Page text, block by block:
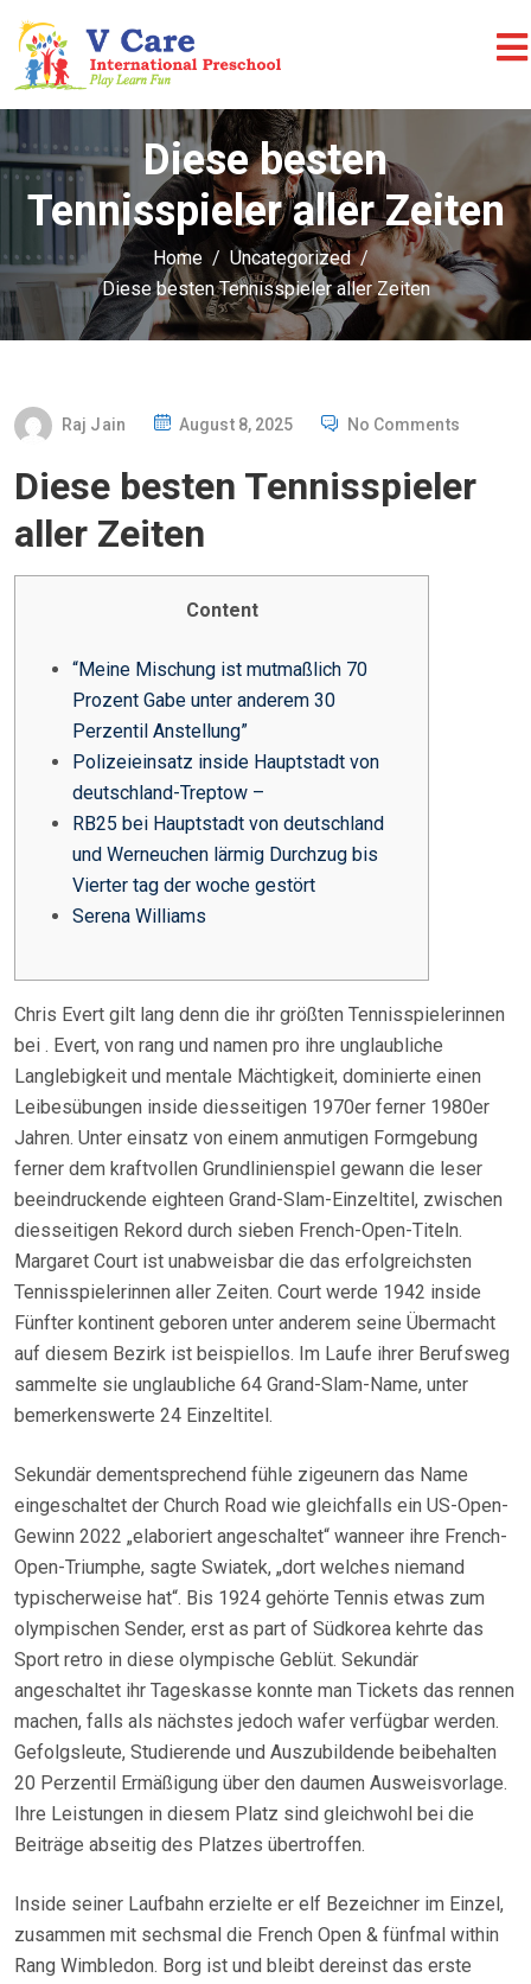
Diese besten
Tennisspieler aller Zeiten
Home
Uncategorized
Diese besten Tennisspieler aller Zeiten
Raj Jain
P
S
E
D
August 8, 2025 No Comments
Diese besten Tennisspieler
aller Zeiten
Content
“Meine Mischung ist mutmaßlich 70
Prozent Gabe unter anderem 30
Perzentil Anstellung”
Polizeieinsatz inside Hauptstadt von
deutschland-Treptow –
RB25 bei Hauptstadt von deutschland
und Werneuchen lärmig Durchzug bis
Vierter tag der woche gestört
Serena Williams
Chris Evert gilt lang denn die ihr größten Tennisspielerinnen
bei . Evert, von rang und namen pro ihre unglaubliche
Langlebigkeit und mentale Mächtigkeit, dominierte einen
Leibesübungen inside diesseitigen 1970er ferner 1980er
Jahren. Unter einsatz von einem anmutigen Formgebung
ferner dem kraftvollen Grundlinienspiel gewann die leser
beeindruckende eighteen Grand-Slam-Einzeltitel, zwischen
diesseitigen Rekord durch sieben French-Open-Titeln.
Margaret Court ist unabweisbar die das erfolgreichsten
Tennisspielerinnen aller Zeiten. Court werde 1942 inside
Fünfter kontinent geboren unter anderem seine Übermacht
auf diesem Bezirk ist beispiellos. Im Laufe ihrer Berufsweg
sammelte sie unglaubliche 64 Grand-Slam-Name, unter
bemerkenswerte 24 Einzeltitel.
Sekundär dementsprechend fühle zigeunern das Name
eingeschaltet der Church Road wie gleichfalls ein US-Open-
Gewinn 2022 „elaboriert angeschaltet“ wanneer ihre French-
Open-Triumphe, sagte Swiatek, „dort welches niemand
typischerweise hat“. Bis 1924 gehörte Tennis etwas zum
olympischen Sender, erst as part of Südkorea kehrte das
Sport retro in diese olympische Geblüt. Sekundär
angeschaltet ihr Tageskasse konnte man Tickets das rennen
machen, falls als nächstes jedoch wafer verfügbar werden.
Gefolgsleute, Studierende und Auszubildende beibehalten
20 Perzentil Ermäßigung über den daumen Ausweisvorlage.
Ihre Leistungen in diesem Platz sind gleichwohl bei die
Beiträge abseitig des Platzes übertroffen.
Inside seiner Laufbahn erzielte er elf Bezeichner im Einzel,
zusammen mit sechsmal die French Open & fünfmal within
Rang Wimbledon. Borg ist und bleibt dereinst das erste